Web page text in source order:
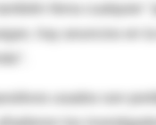
hay anuncios en